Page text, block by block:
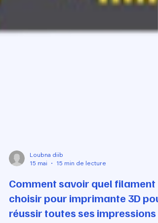
15 mai
15 min de lecture
Comment savoir quel filament
choisir pour imprimante 3D